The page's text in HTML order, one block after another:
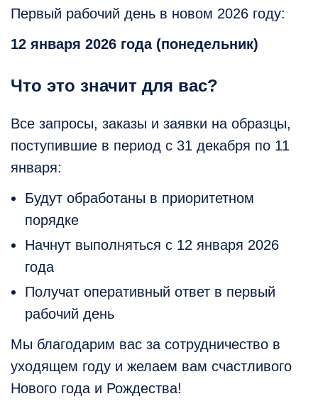
Первый рабочий день в новом 2026 году:
12 января 2026 года (понедельник)
Что это значит для вас?
Все запросы, заказы и заявки на образцы,
поступившие в период с 31 декабря по 11
января:
Будут обработаны в приоритетном
порядке
Начнут выполняться с 12 января 2026
года
Получат оперативный ответ в первый
рабочий день
Мы благодарим вас за сотрудничество в
уходящем году и желаем вам счастливого
Нового года и Рождества!